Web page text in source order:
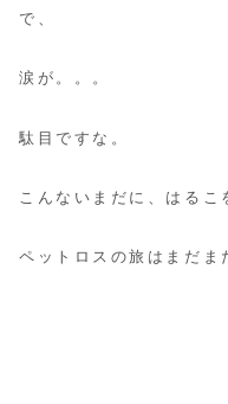
で、
涙が。。。
駄目ですな。
こんないまだに、はるこ
ペットロスの旅はまだま